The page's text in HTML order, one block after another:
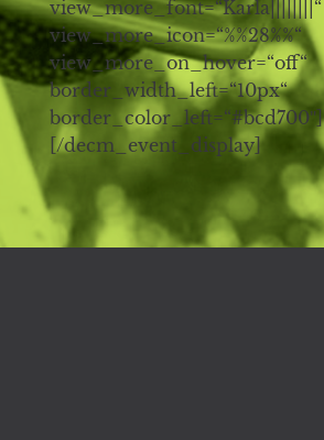
view_more_font=“Karla||||||||“
view_more_icon=“%%28%%“
view_more_on_hover=“off“
border_width_left=“10px“
border_color_left=“#bcd700″]
[/decm_event_display]